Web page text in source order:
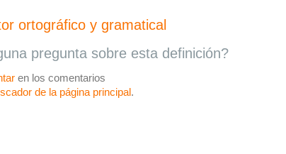
ortográfico y gramatical
pregunta sobre esta definición?
en los comentarios
de la página principal.